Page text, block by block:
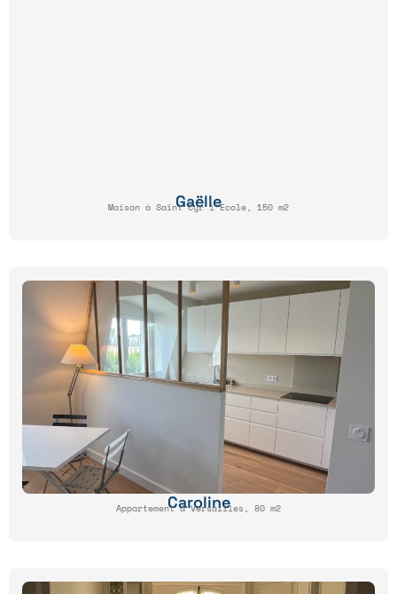
Gaëlle
Maison à Saint Cyr l'Ecole, 150 m2
Caroline
Appartement à Versailles, 80 m2